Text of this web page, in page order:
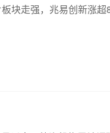
块走强，兆易创新涨